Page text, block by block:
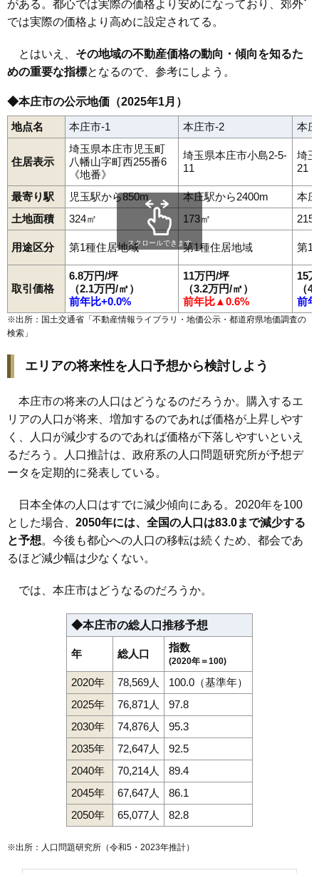
がある。都心では実際の価格より安めになっており、郊外
では実際の価格より高めに設定されてる。
とはいえ、 その地域の不動産価格の動向・傾向を知るた
めの重要な指標となるので、参考にしよう。
◆本庄市の公示地価（2025年1月）
地点名 本庄市-1 本庄市-2 本
住居表示
埼玉県本庄市児玉町
八幡山字町西255番6
《地番》
埼玉県本庄市小島2-5-
11
埼
21
最寄り駅 児玉駅から850m 本庄駅から2400m
本
土地面積
324㎡ 173㎡ 215
用途区分 第1種住居地域 第1種住居地域 第1
取引価格
6.8万円/坪
（2.1万円/㎡）
前年比+0.0%
11万円/坪
（3.2万円/㎡）
前年比▲0.6%
15
（
前
スクロールできます
※出所：国土交通省「不動産情報ライブラリ・地価公示・都道府県地価調査の
検索 」
エリアの将来性を人口予想から検討しよう
本庄市の将来の人口はどうなるのだろうか。購入するエ
リアの人口が将来、増加するのであれば価格が上昇しやす
く、人口が減少するのであれば価格が下落しやすいといえ
るだろう。人口推計は、政府系の人口問題研究所が予想デ
ータを定期的に発表している。
日本全体の人口はすでに減少傾向にある。2020年を100
とした場合、 2050年には、全国の人口は83.0まで減少する
と予想。今後も都心への人口の移転は続くため、都会であ
るほど減少幅は少なくない。
では、本庄市はどうなるのだろうか。
◆本庄市の総人口推移予想
年 総人口
指数
(2020年＝100)
2020年 78,569人
100.0（基準年）
2025年
76,871人
97.8
2030年
74,876人
95.3
2035年
72,647人
92.5
2040年
70,214人
89.4
2045年
67,647人
86.1
2050年
65,077人 82.8
※出所：人口問題研究所（令和5・2023年推計）
児玉町共栄児玉町小平児玉町児玉 児玉町下浅見児玉町高柳
児玉町田端児玉町長沖児玉町八幡山児玉町蛭川
児玉町保木野 寿 小和瀬栄山王堂四季の里下野堂
日の出傍示堂堀田本庄前原緑南都島牧西若泉 万年寺
児玉町児玉南
早稲田の杜
児玉駅本庄駅